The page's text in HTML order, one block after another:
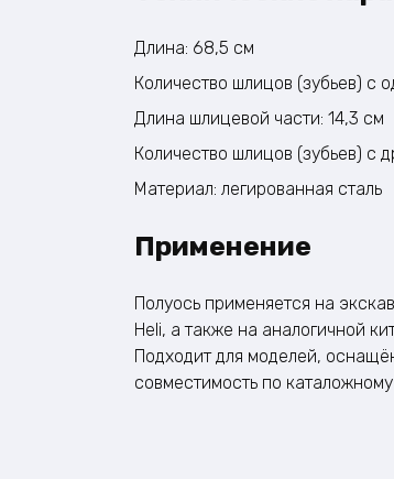
Длина: 68,5 см
Количество шлицов (зубьев) с
Длина шлицевой части: 14,3 см
Количество шлицов (зубьев) с
Материал: легированная сталь
Применение
Полуось применяется на
Heli, а также на аналогичной
Подходит для моделей,
совместимость по